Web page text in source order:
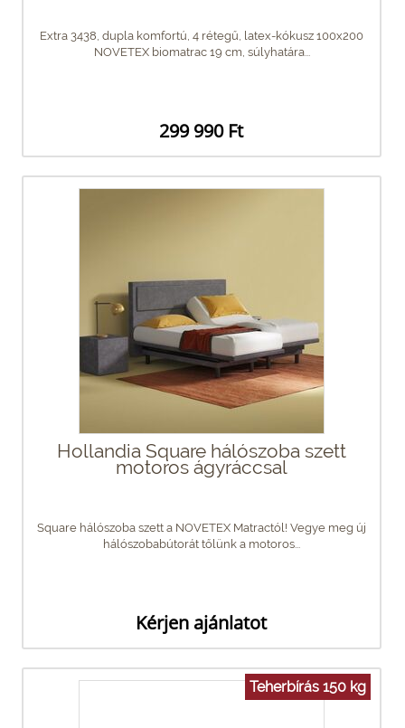
Extra 3438, dupla komfortú, 4 rétegű, latex-kókusz 100x200
NOVETEX biomatrac 19 cm, súlyhatára...
299 990 Ft
Hollandia Square hálószoba szett
motoros ágyráccsal
Square hálószoba szett a NOVETEX Matractól! Vegye meg új
hálószobabútorát tőlünk a motoros...
Kérjen ajánlatot
Teherbírás 150 kg